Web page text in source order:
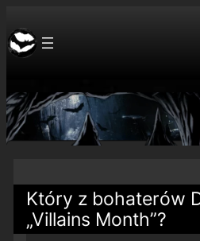
Który z bohaterów
„Villains Month”?